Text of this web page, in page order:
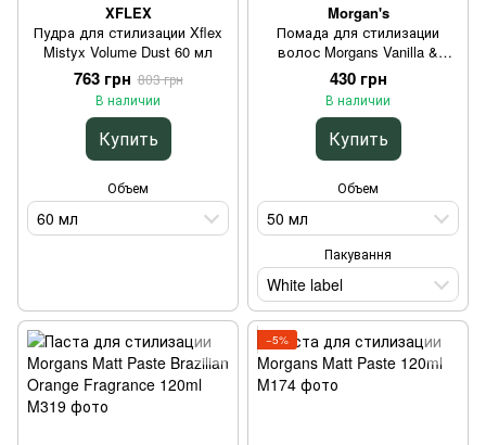
XFLEX
Пудра для стилизации Xflex
Mistyx Volume Dust 60 мл
763 грн 803 грн
В наличии
Купить
Объем
60 мл
Morgan's
Помада для стилизации
волос Morgans Vanilla &
Honey Pomade Extra Firm Hold
50g [White label]
430 грн
В наличии
Купить
Объем
50 мл
Пакування
White label
−5%